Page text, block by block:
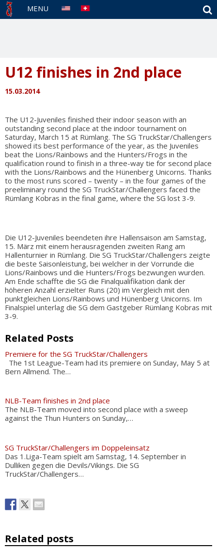
MENU
U12 finishes in 2nd place
15.03.2014
The U12-Juveniles finished their indoor season with an
outstanding second place at the indoor tournament on
Saturday, March 15 at Rümlang. The SG TruckStar/Challengers
showed its best performance of the year, as the Juveniles
beat the Lions/Rainbows and the Hunters/Frogs in the
qualification round to finish in a three-way tie for second place
with the Lions/Rainbows and the Hünenberg Unicorns. Thanks
to the most runs scored – twenty – in the four games of the
preeliminary round the SG TruckStar/Challengers faced the
Rümlang Kobras in the final game, where the SG lost 3-9.
Die U12-Juveniles beendeten ihre Hallensaison am Samstag,
15. März mit einem herausragenden zweiten Rang am
Hallenturnier in Rümlang. Die SG TruckStar/Challengers zeigte
die beste Saisonleistung, bei welcher in der Vorrunde die
Lions/Rainbows und die Hunters/Frogs bezwungen wurden.
Am Ende schaffte die SG die Finalqualifikation dank der
höheren Anzahl erzielter Runs (20) im Vergleich mit den
punktgleichen Lions/Rainbows und Hünenberg Unicorns. Im
Finalspiel unterlag die SG dem Gastgeber Rümlang Kobras mit
3-9.
Related Posts
Premiere for the SG TruckStar/Challengers
The 1st League-Team had its premiere on Sunday, May 5 at
Bern Allmend. The…
NLB-Team finishes in 2nd place
The NLB-Team moved into second place with a sweep
against the Thun Hunters on Sunday,…
SG TruckStar/Challengers im Doppeleinsatz
Das 1.Liga-Team spielt am Samstag, 14. September in
Dulliken gegen die Devils/Vikings. Die SG
TruckStar/Challengers…
Related posts